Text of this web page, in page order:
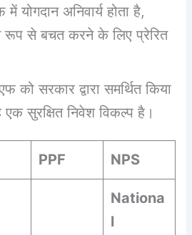
में योगदान अनिवार्य होता है,
रूप से बचत करने के लिए प्रेरित
को सरकार द्वारा समर्थित किया
सुरक्षित निवेश विकल्प है।
PPF NPS
Nationa
l